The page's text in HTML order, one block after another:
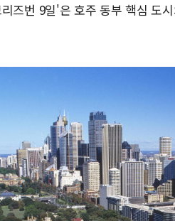
리즈번 9일'은 호주 동부 핵심 도